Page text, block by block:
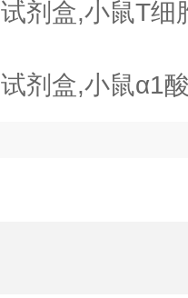
盒,小鼠T细胞免疫球蛋白粘
剂盒,小鼠α1酸性糖蛋